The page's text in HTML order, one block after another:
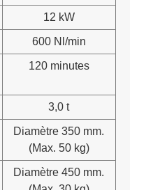
12 kW
600 Nl/min
120 minutes
3,0 t
Diamètre 350 mm.
(Max. 50 kg)
Diamètre 450 mm.